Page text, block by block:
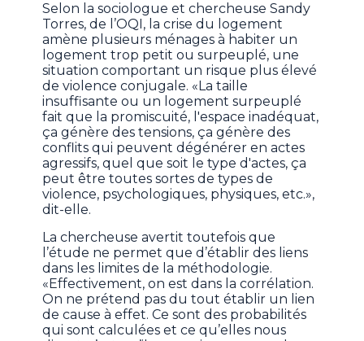
Selon la sociologue et chercheuse Sandy
Torres, de l’OQI, la crise du logement
amène plusieurs ménages à habiter un
logement trop petit ou surpeuplé, une
situation comportant un risque plus élevé
de violence conjugale. «La taille
insuffisante ou un logement surpeuplé
fait que la promiscuité, l'espace inadéquat,
ça génère des tensions, ça génère des
conflits qui peuvent dégénérer en actes
agressifs, quel que soit le type d'actes, ça
peut être toutes sortes de types de
violence, psychologiques, physiques, etc.»,
dit-elle.
La chercheuse avertit toutefois que
l’étude ne permet que d’établir des liens
dans les limites de la méthodologie.
«Effectivement, on est dans la corrélation.
On ne prétend pas du tout établir un lien
de cause à effet. Ce sont des probabilités
qui sont calculées et ce qu’elles nous